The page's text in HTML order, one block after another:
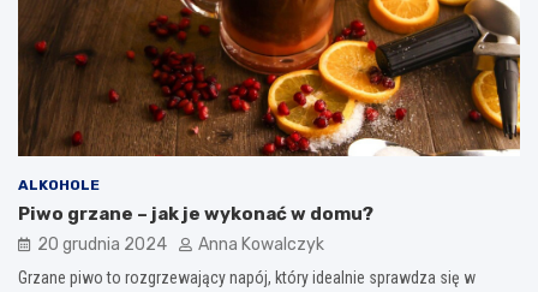
ALKOHOLE
Piwo grzane – jak je wykonać w domu?
20 grudnia 2024 Anna Kowalczyk
Grzane piwo to rozgrzewający napój, który idealnie sprawdza się w